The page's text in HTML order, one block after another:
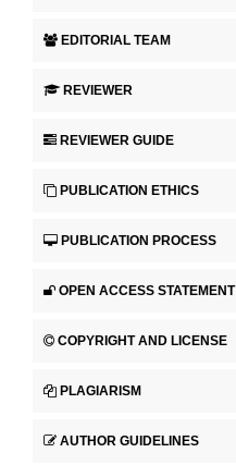
EDITORIAL TEAM
REVIEWER
REVIEWER GUIDE
PUBLICATION ETHICS
PUBLICATION PROCESS
OPEN ACCESS STATEMENT
COPYRIGHT AND LICENSE
PLAGIARISM
AUTHOR GUIDELINES